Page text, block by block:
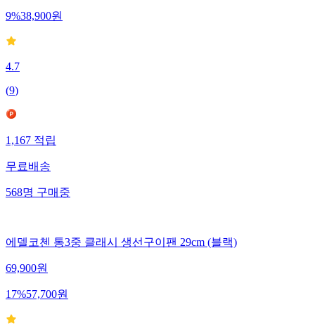
9%38,900원
4.7
(9)
1,167적립
무료배송
568명구매중
에델코첸 통3중 클래시 생선구이팬 29cm (블랙)
69,900원
17%57,700원